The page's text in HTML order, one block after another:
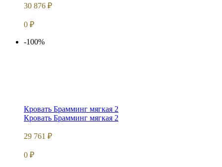
30 876 ₽
0 ₽
-100%
Кровать Брамминг мягкая 2
Кровать Брамминг мягкая 2
29 761 ₽
0 ₽